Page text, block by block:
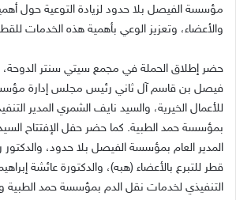
مؤسسة الفيصل بلا حدود لزيادة التوعية حول
والأعضاء، وتعزيز الوعي بأهمية هذه الخدمات
حضر إطلاق الحملة في مجمع سيتي سنتر
فيصل بن قاسم آل ثاني رئيس مجلس إدارة
للأعمال الخيرية، والسيد نايف الشمري المدير
بمؤسسة حمد الطبية. كما حضر حفل الإفتتاح
المدير العام بمؤسسة الفيصل بلا حدود،
قطر للتبرع بالأعضاء (هبه)، والدكتورة عائشة
التنفيذي لخدمات نقل الدم بمؤسسة حمد